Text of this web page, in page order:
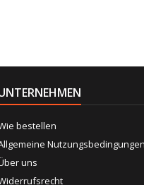
bestellen
Nutzungsbedingungen
uns